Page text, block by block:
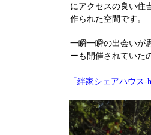
にアクセスの良い住
作られた空間です。
一瞬一瞬の出会いが
ーも開催されていた
「絆家シェアハウス-